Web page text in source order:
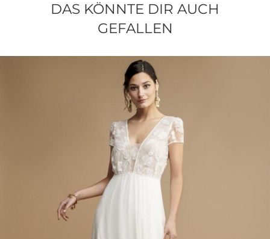
DAS KÖNNTE DIR AUCH
GEFALLEN